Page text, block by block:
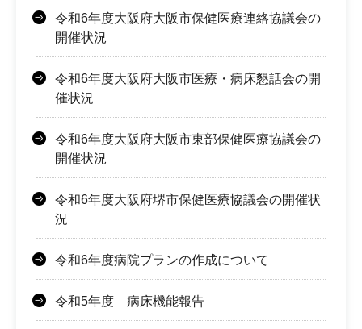
令和6年度大阪府大阪市保健医療連絡協議会の
開催状況
令和6年度大阪府大阪市医療・病床懇話会の開
催状況
令和6年度大阪府大阪市東部保健医療協議会の
開催状況
令和6年度大阪府堺市保健医療協議会の開催状
況
令和6年度病院プランの作成について
令和5年度 病床機能報告